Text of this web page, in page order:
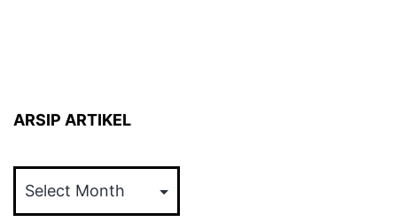
ARSIP ARTIKEL
ARTIKEL